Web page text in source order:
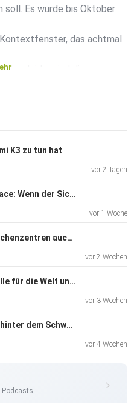
soll. Es wurde bis Oktober
das achtmal
Aber leider sind die
auf Skool vorbei
K3 zu tun hat
vor 2 Tagen
OpenAi und Huggingface: Wenn der Sicherheitstest zum Sicherheitsvorfall wird
vor 1 Woche
Widerstand gegen Rechenzentren auch in der Schweiz
vor 2 Wochen
USA sperren KI-Modelle für die Welt und China liefert die Antwort gratis nach
vor 3 Wochen
Microsoft raus? Was hinter dem Schweizer Cyber-Exit wirklich steckt
vor 4 Wochen